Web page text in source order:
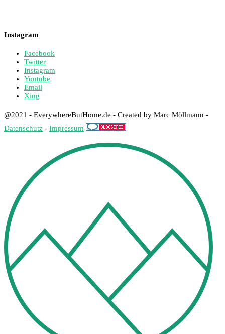
Instagram
Facebook
Twitter
Instagram
Youtube
Email
Xing
@2021 - EverywhereButHome.de - Created by Marc Möllmann -
Datenschutz - Impressum